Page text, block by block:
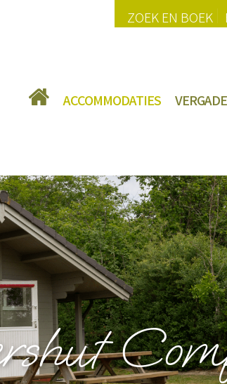
ZOEK EN BOEK
ACCOMMODATIES